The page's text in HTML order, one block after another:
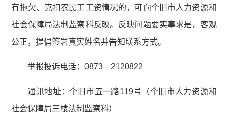
有拖欠、克扣农民工工资情况的，可向个旧市人力资源和
社会保障局法制监察科反映。反映问题要实事求是，客观
公正，提倡签署真实姓名并告知联系方式。
举报投诉电话：0873—2120822
通讯地址：个旧市五一路119号（个旧市人力资源和
社会保障局三楼法制监察科）